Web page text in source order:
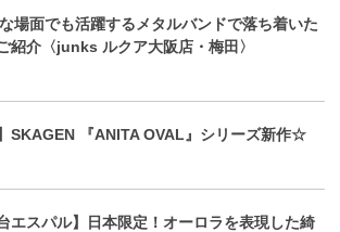
場面でも活躍するメタルバンドで落ち着いた
紹介〈junks ルクア大阪店・梅田〉
SKAGEN 『ANITA OVAL』シリーズ新作☆
エスパル】日本限定！オーロラを表現した綺